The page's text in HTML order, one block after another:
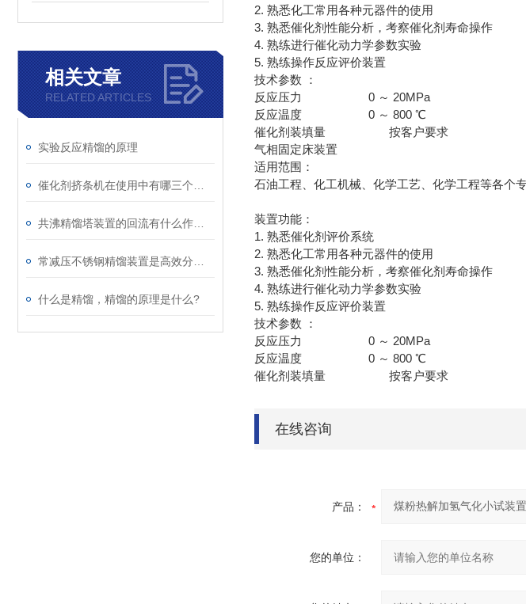
相关文章
RELATED ARTICLES
实验反应精馏的原理
什么是精馏，精馏的原理是什么?
2. 熟悉化工常用各种元器件的使用
3. 熟悉催化剂性能分析，考察催化剂寿命操作
4. 熟练进行催化动力学参数实验
5. 熟练操作反应评价装置
技术参数 ：
反应压力 0 ～ 20MPa
反应温度 0 ～ 800 ℃
催化剂装填量 按客户要求
气相固定床装置
适用范围：
石油工程、化工机械、化学工艺、化学工程等各个
装置功能：
1. 熟悉催化剂评价系统
2. 熟悉化工常用各种元器件的使用
3. 熟悉催化剂性能分析，考察催化剂寿命操作
4. 熟练进行催化动力学参数实验
5. 熟练操作反应评价装置
技术参数 ：
反应压力 0 ～ 20MPa
反应温度 0 ～ 800 ℃
催化剂装填量 按客户要求
在线咨询
产品：
您的单位：